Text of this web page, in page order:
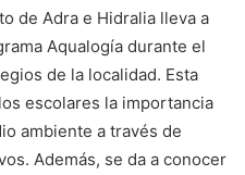
de Adra e Hidralia lleva a
Aqualogía durante el
de la localidad. Esta
escolares la importancia
ambiente a través de
Además, se da a conocer